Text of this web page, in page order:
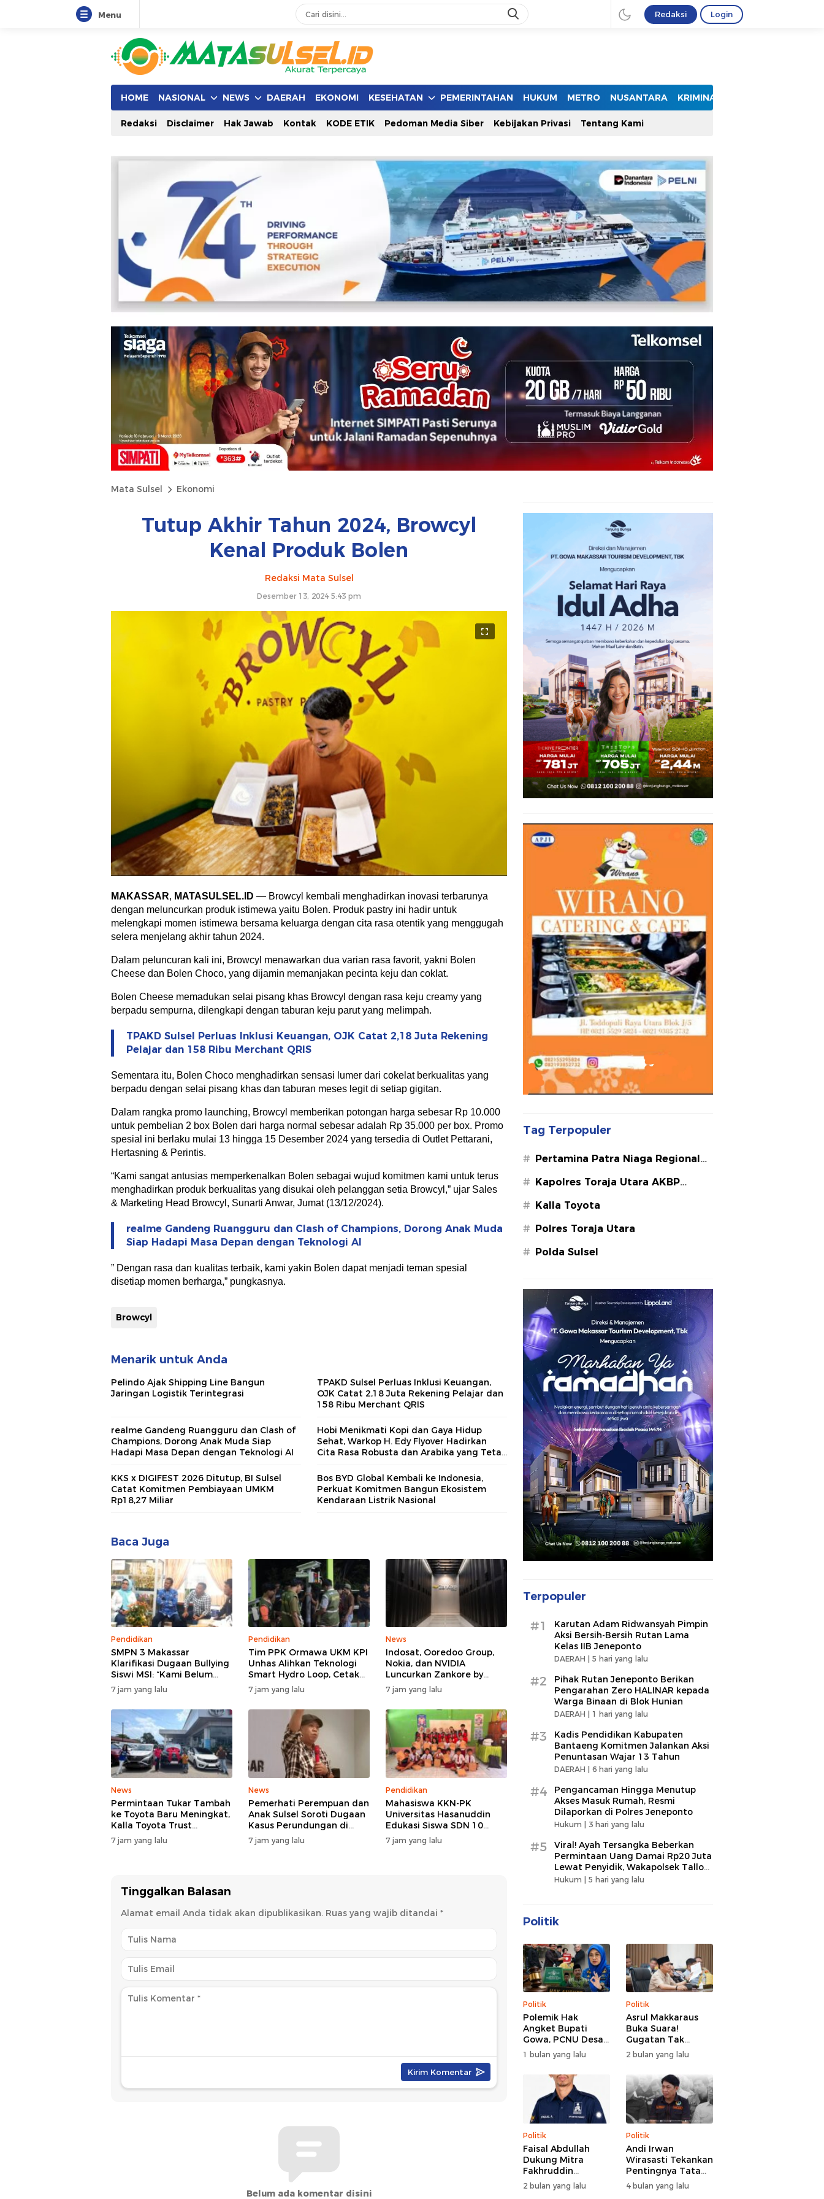
Menu Redaksi Login
HOME NASIONAL NEWS DAERAH EKONOMI KESEHATAN PEMERINTAHAN HUKUM METRO NUSANTARA KRIMINAL
Redaksi Disclaimer Hak Jawab Kontak KODE ETIK Pedoman Media Siber Kebijakan Privasi Tentang Kami
Mata Sulsel Ekonomi
Tutup Akhir Tahun 2024, Browcyl
Kenal Produk Bolen
Redaksi Mata Sulsel
Desember 13, 2024 5:43 pm
MAKASSAR, MATASULSEL.ID — Browcyl kembali menghadirkan inovasi terbarunya
dengan meluncurkan produk istimewa yaitu Bolen. Produk pastry ini hadir untuk
melengkapi momen istimewa bersama keluarga dengan cita rasa otentik yang menggugah
selera menjelang akhir tahun 2024.
Dalam peluncuran kali ini, Browcyl menawarkan dua varian rasa favorit, yakni Bolen
Cheese dan Bolen Choco, yang dijamin memanjakan pecinta keju dan coklat.
Bolen Cheese memadukan selai pisang khas Browcyl dengan rasa keju creamy yang
berpadu sempurna, dilengkapi dengan taburan keju parut yang melimpah.
TPAKD Sulsel Perluas Inklusi Keuangan, OJK Catat 2,18 Juta Rekening
Pelajar dan 158 Ribu Merchant QRIS
Sementara itu, Bolen Choco menghadirkan sensasi lumer dari cokelat berkualitas yang
berpadu dengan selai pisang khas dan taburan meses legit di setiap gigitan.
Dalam rangka promo launching, Browcyl memberikan potongan harga sebesar Rp 10.000
untuk pembelian 2 box Bolen dari harga normal sebesar adalah Rp 35.000 per box. Promo
spesial ini berlaku mulai 13 hingga 15 Desember 2024 yang tersedia di Outlet Pettarani,
Hertasning & Perintis.
“Kami sangat antusias memperkenalkan Bolen sebagai wujud komitmen kami untuk terus
menghadirkan produk berkualitas yang disukai oleh pelanggan setia Browcyl,” ujar Sales
& Marketing Head Browcyl, Sunarti Anwar, Jumat (13/12/2024).
realme Gandeng Ruangguru dan Clash of Champions, Dorong Anak Muda
Siap Hadapi Masa Depan dengan Teknologi AI
” Dengan rasa dan kualitas terbaik, kami yakin Bolen dapat menjadi teman spesial
disetiap momen berharga,” pungkasnya.
Browcyl
Menarik untuk Anda
Pelindo Ajak Shipping Line Bangun
Jaringan Logistik Terintegrasi
TPAKD Sulsel Perluas Inklusi Keuangan,
OJK Catat 2,18 Juta Rekening Pelajar dan
158 Ribu Merchant QRIS
realme Gandeng Ruangguru dan Clash of
Champions, Dorong Anak Muda Siap
Hadapi Masa Depan dengan Teknologi AI
Hobi Menikmati Kopi dan Gaya Hidup
Sehat, Warkop H. Edy Flyover Hadirkan
Cita Rasa Robusta dan Arabika yang Tetap
KKS x DIGIFEST 2026 Ditutup, BI Sulsel
Catat Komitmen Pembiayaan UMKM
Rp18,27 Miliar
Bos BYD Global Kembali ke Indonesia,
Perkuat Komitmen Bangun Ekosistem
Kendaraan Listrik Nasional
Baca Juga
Pendidikan
SMPN 3 Makassar
Klarifikasi Dugaan Bullying
Siswi MSI: “Kami Belum
Menemukan Unsur
Perundungan”
7 jam yang lalu
Pendidikan
Tim PPK Ormawa UKM KPI
Unhas Alihkan Teknologi
Smart Hydro Loop, Cetak
Teknisi Desa untuk Perkuat
Pertanian Cerdas di Bone
7 jam yang lalu
News
Indosat, Ooredoo Group,
Nokia, dan NVIDIA
Luncurkan Zankore by
Indosat, Siap Layani
Kawasan Asia-Pasifik
dengan Platform
Infrastruktur AI
Terintegerasi
7 jam yang lalu
News
Permintaan Tukar Tambah
ke Toyota Baru Meningkat,
Kalla Toyota Trust
Catatkan Rekor Baru di Juli
2026
7 jam yang lalu
News
Pemerhati Perempuan dan
Anak Sulsel Soroti Dugaan
Kasus Perundungan di
SMP Negeri 3 Makassar,
TPPK Jangan Hanya
7 jam yang lalu
Pendidikan
Mahasiswa KKN-PK
Universitas Hasanuddin
Edukasi Siswa SDN 10
Otting tentang
Pencegahan
7 jam yang lalu
Tinggalkan Balasan
Alamat email Anda tidak akan dipublikasikan. Ruas yang wajib ditandai *
Belum ada komentar disini
Tag Terpopuler
# Pertamina Patra Niaga Regional
# Kapolres Toraja Utara AKBP
M.Si
# Kalla Toyota
# Polres Toraja Utara
# Polda Sulsel
Terpopuler
#1
Karutan Adam Ridwansyah Pimpin
Aksi Bersih-Bersih Rutan Lama
Kelas IIB Jeneponto
DAERAH | 5 hari yang lalu
#2
Pihak Rutan Jeneponto Berikan
Pengarahan Zero HALINAR kepada
Warga Binaan di Blok Hunian
DAERAH | 1 hari yang lalu
#3
Kadis Pendidikan Kabupaten
Bantaeng Komitmen Jalankan Aksi
Penuntasan Wajar 13 Tahun
DAERAH | 6 hari yang lalu
#4
Pengancaman Hingga Menutup
Akses Masuk Rumah, Resmi
Dilaporkan di Polres Jeneponto
Hukum | 3 hari yang lalu
#5
Viral! Ayah Tersangka Beberkan
Permintaan Uang Damai Rp20 Juta
Lewat Penyidik, Wakapolsek Tallo
Klarifikasi Soal Terima Uang Rp3
Hukum | 5 hari yang lalu
Politik
Politik
Polemik Hak
Angket Bupati
Gowa, PCNU Desak
DPRD Buka Fakta
Transparan
1 bulan yang lalu
Politik
Asrul Makkaraus
Buka Suara!
Gugatan Tak
Hentikan Hak
Angket DPRD
2 bulan yang lalu
Politik
Faisal Abdullah
Dukung Mitra
Fakhruddin
Nahkodai BM PAN
Periode 2026-2031
2 bulan yang lalu
Politik
Andi Irwan
Wirasasti Tekankan
Pentingnya Tata
Kelola Terintegrasi
Sektor Peternakan
4 bulan yang lalu